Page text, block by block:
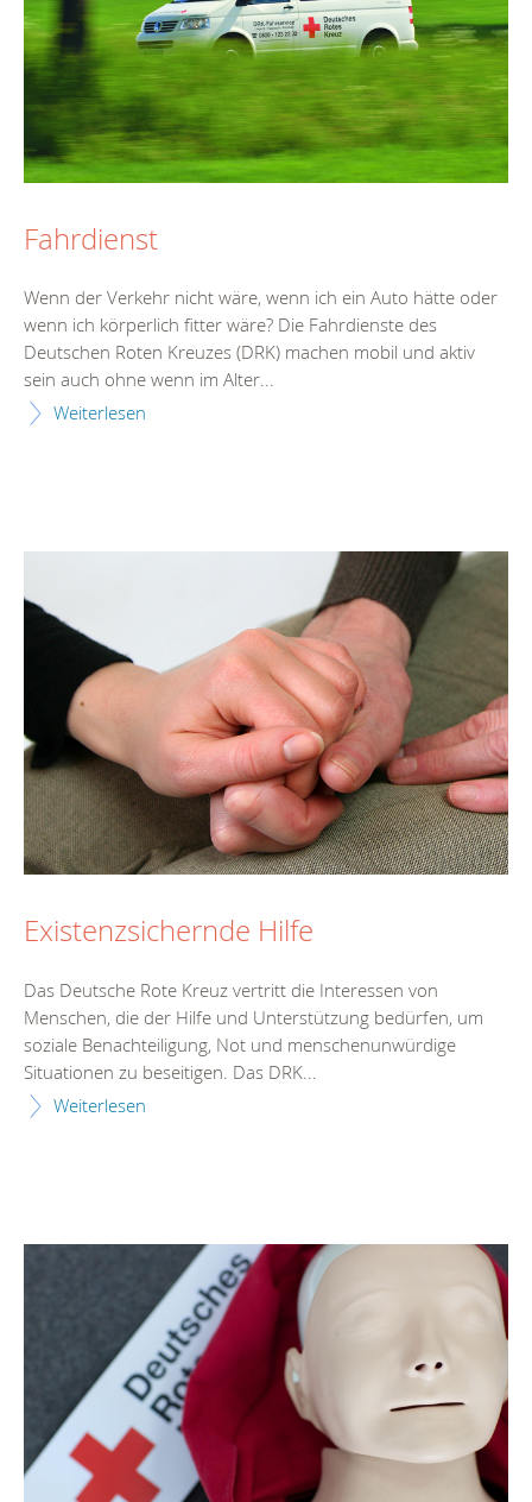
Fahrdienst
Wenn der Verkehr nicht wäre, wenn ich ein Auto hätte oder
wenn ich körperlich fitter wäre? Die Fahrdienste des
Deutschen Roten Kreuzes (DRK) machen mobil und aktiv
sein auch ohne wenn im Alter...
Weiterlesen
Existenzsichernde Hilfe
Das Deutsche Rote Kreuz vertritt die Interessen von
Menschen, die der Hilfe und Unterstützung bedürfen, um
soziale Benachteiligung, Not und menschenunwürdige
Situationen zu beseitigen. Das DRK...
Weiterlesen